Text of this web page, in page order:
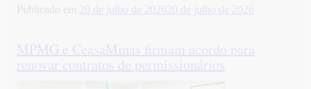
Publicado em 20 de julho de 2026 20 de julho de 2026
MPMG e CeasaMinas firmam acordo para
renovar contratos de permissionários